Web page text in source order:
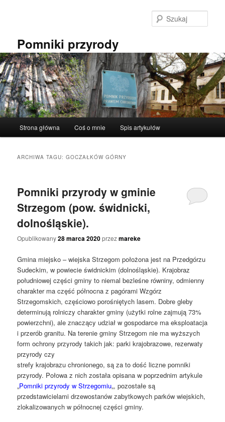
Pomniki przyrody
Strona główna Coś o mnie Spis artykułów
ARCHIWA TAGU:GOCZAŁKÓW GÓRNY
Pomniki przyrody w gminie
Strzegom (pow. świdnicki,
dolnośląskie).
Opublikowany28 marca 2020przezmareke
Gmina miejsko – wiejska Strzegom położona jest na Przedgórzu
Sudeckim, w powiecie świdnickim (dolnośląskie). Krajobraz
południowej części gminy to niemal bezleśne równiny, odmienny
charakter ma część północna z pagórami Wzgórz
Strzegomskich, częściowo porośniętych lasem. Dobre gleby
determinują rolniczy charakter gminy (użytki rolne zajmują 73%
powierzchni), ale znaczący udział w gospodarce ma eksploatacja
i przerób granitu. Na terenie gminy Strzegom nie ma wyższych
form ochrony przyrody takich jak: parki krajobrazowe, rezerwaty
przyrody czy
strefy krajobrazu chronionego, są za to dość liczne pomniki
przyrody. Połowa z nich została opisana w poprzednim artykule
„Pomniki przyrody w Strzegomiu„, pozostałe są
przedstawicielami drzewostanów zabytkowych parków wiejskich,
zlokalizowanych w północnej części gminy.